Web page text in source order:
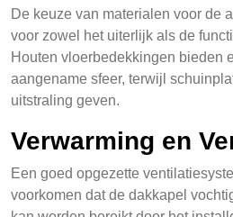
De keuze van materialen voor de
voor zowel het uiterlijk als de
Houten vloerbedekkingen bieden
aangename sfeer, terwijl
uitstraling geven.
Verwarming en
Een goed opgezette
voorkomen dat de dakkapel